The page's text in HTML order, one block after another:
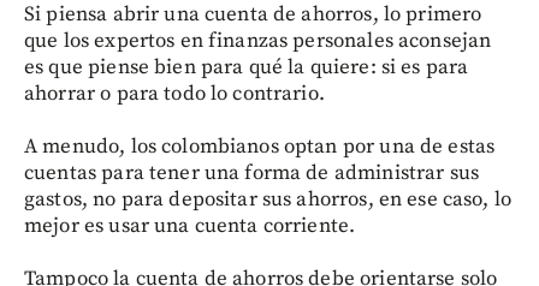
Si piensa abrir una cuenta de ahorros, lo primero
que los expertos en finanzas personales aconsejan
es que piense bien para qué la quiere: si es para
ahorrar o para todo lo contrario.
A menudo, los colombianos optan por una de estas
cuentas para tener una forma de administrar sus
gastos, no para depositar sus ahorros, en ese caso, lo
mejor es usar una cuenta corriente.
Tampoco la cuenta de ahorros debe orientarse solo